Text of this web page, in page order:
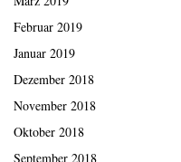
Februar 2019
Januar 2019
Dezember 2018
November 2018
Oktober 2018
September 2018